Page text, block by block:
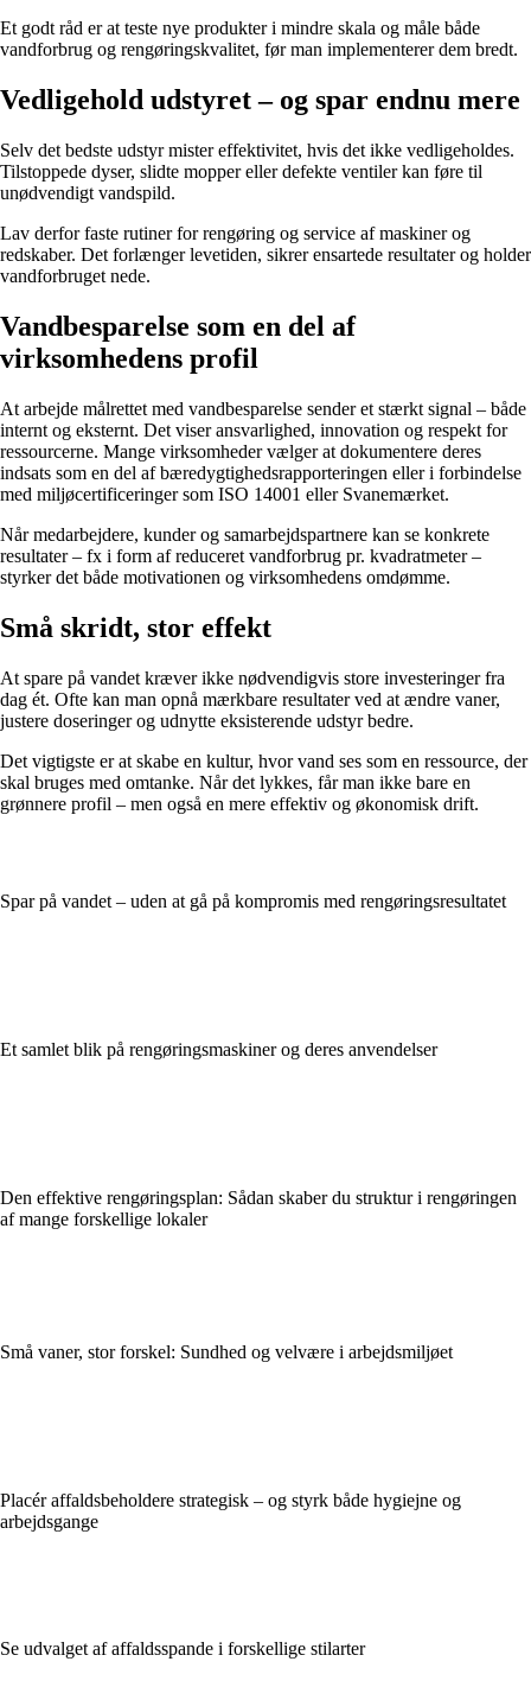
Et godt råd er at teste nye produkter i mindre skala og måle både
vandforbrug og rengøringskvalitet, før man implementerer dem bredt.
Vedligehold udstyret – og spar endnu mere
Selv det bedste udstyr mister effektivitet, hvis det ikke vedligeholdes.
Tilstoppede dyser, slidte mopper eller defekte ventiler kan føre til
unødvendigt vandspild.
Lav derfor faste rutiner for rengøring og service af maskiner og
redskaber. Det forlænger levetiden, sikrer ensartede resultater og holder
vandforbruget nede.
Vandbesparelse som en del af
virksomhedens profil
At arbejde målrettet med vandbesparelse sender et stærkt signal – både
internt og eksternt. Det viser ansvarlighed, innovation og respekt for
ressourcerne. Mange virksomheder vælger at dokumentere deres
indsats som en del af bæredygtighedsrapporteringen eller i forbindelse
med miljøcertificeringer som ISO 14001 eller Svanemærket.
Når medarbejdere, kunder og samarbejdspartnere kan se konkrete
resultater – fx i form af reduceret vandforbrug pr. kvadratmeter –
styrker det både motivationen og virksomhedens omdømme.
Små skridt, stor effekt
At spare på vandet kræver ikke nødvendigvis store investeringer fra
dag ét. Ofte kan man opnå mærkbare resultater ved at ændre vaner,
justere doseringer og udnytte eksisterende udstyr bedre.
Det vigtigste er at skabe en kultur, hvor vand ses som en ressource, der
skal bruges med omtanke. Når det lykkes, får man ikke bare en
grønnere profil – men også en mere effektiv og økonomisk drift.
Spar på vandet – uden at gå på kompromis med rengøringsresultatet
Et samlet blik på rengøringsmaskiner og deres anvendelser
Den effektive rengøringsplan: Sådan skaber du struktur i rengøringen
af mange forskellige lokaler
Små vaner, stor forskel: Sundhed og velvære i arbejdsmiljøet
Placér affaldsbeholdere strategisk – og styrk både hygiejne og
arbejdsgange
Se udvalget af affaldsspande i forskellige stilarter